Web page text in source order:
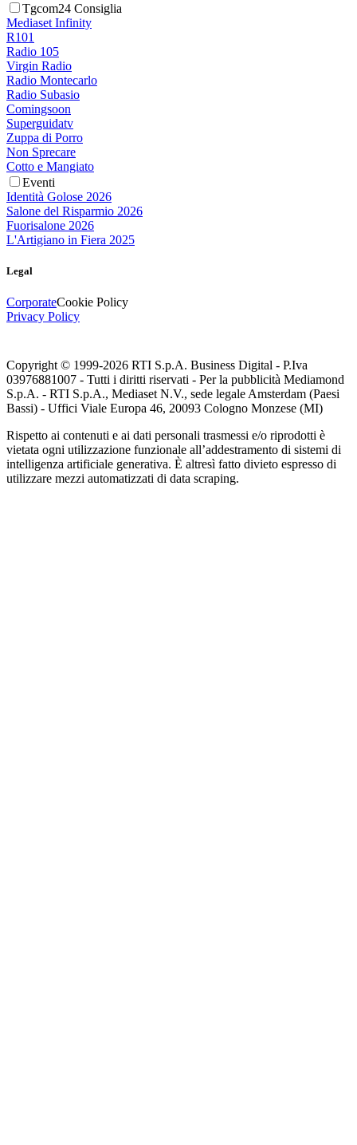
Tgcom24 Consiglia
Mediaset Infinity
R101
Radio 105
Virgin Radio
Radio Montecarlo
Radio Subasio
Comingsoon
Superguidatv
Zuppa di Porro
Non Sprecare
Cotto e Mangiato
Eventi
Identità Golose 2026
Salone del Risparmio 2026
Fuorisalone 2026
L'Artigiano in Fiera 2025
Legal
CorporateCookie Policy
Privacy Policy
Copyright © 1999-2026 RTI S.p.A. Business Digital - P.Iva
03976881007 - Tutti i diritti riservati - Per la pubblicità Mediamond
S.p.A. - RTI S.p.A., Mediaset N.V., sede legale Amsterdam (Paesi
Bassi) - Uffici Viale Europa 46, 20093 Cologno Monzese (MI)
Rispetto ai contenuti e ai dati personali trasmessi e/o riprodotti è
vietata ogni utilizzazione funzionale all’addestramento di sistemi di
intelligenza artificiale generativa. È altresì fatto divieto espresso di
utilizzare mezzi automatizzati di data scraping.